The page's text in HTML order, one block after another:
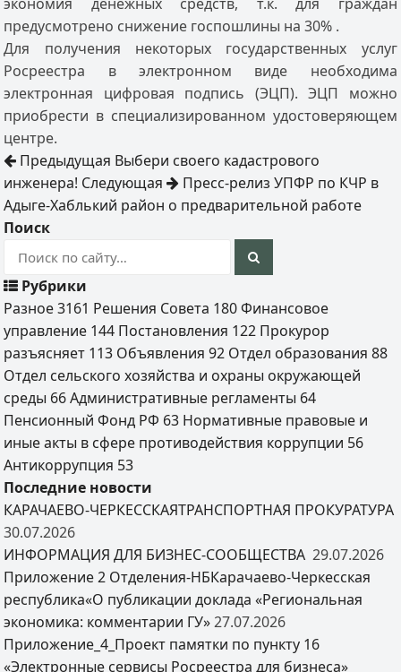
предусмотрено снижение госпошлины на 30% .
Для получения некоторых государственных услуг
Росреестра в электронном виде необходима
электронная цифровая подпись (ЭЦП). ЭЦП можно
приобрести в специализированном удостоверяющем
центре.
Предыдущая Выбери своего кадастрового
инженера! Следующая
Пресс-релиз УПФР по КЧР в
Адыге-Хаблький район о предварительной работе
Поиск
Рубрики
Разное3161 Решения Совета 180 Финансовое
управление 144 Постановления 122 Прокурор
разъясняет 113 Объявления92 Отдел образования88
Отдел сельского хозяйства и охраны окружающей
среды 66 Административные регламенты 64
Пенсионный Фонд РФ 63 Нормативные правовые и
иные акты в сфере противодействия коррупции 56
Антикоррупция 53
Последние новости
КАРАЧАЕВО-ЧЕРКЕССКАЯТРАНСПОРТНАЯ ПРОКУРАТУРА
30.07.2026
ИНФОРМАЦИЯ ДЛЯ БИЗНЕС-СООБЩЕСТВА 29.07.2026
Приложение 2 Отделения-НБКарачаево-Черкесская
республика«О публикации доклада «Региональная
экономика: комментарии ГУ» 27.07.2026
Приложение_4_Проект памятки по пункту 16
«Электронные сервисы Росреестра для бизнеса»